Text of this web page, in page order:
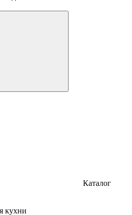
Каталог